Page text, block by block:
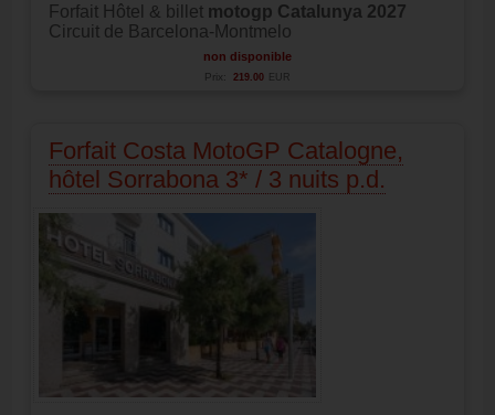
Forfait Hôtel & billet motogp Catalunya 2027
Circuit de Barcelona-Montmelo
non disponible
Prix: 219.00 EUR
Forfait Costa MotoGP Catalogne,
hôtel Sorrabona 3* / 3 nuits p.d.